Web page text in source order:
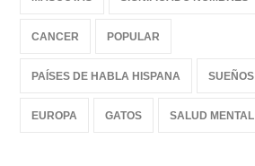
CANCER POPULAR
PAÍSES DE HABLA HISPANA SUEÑOS
EUROPA GATOS SALUD MENTAL